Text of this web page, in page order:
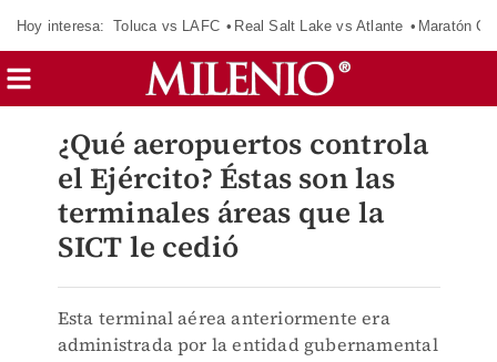
Hoy interesa: Toluca vs LAFC Real Salt Lake vs Atlante Maratón
¿Qué aeropuertos controla
el Ejército? Éstas son las
terminales áreas que la
SICT le cedió
Esta terminal aérea anteriormente era
administrada por la entidad gubernamental